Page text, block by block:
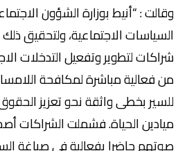
وقالت : “أنيط بوزارة الشؤون
السياسات الاجتماعية، ولتحقيق
شراكات لتطوير وتفعيل التدخلات
من فعالية مباشرة لمكافحة
للسير بخطى واثقة نحو تعزيز
ميادين الحياة. فشملت الشراكات
صوتهم حاضرا بفعالية في صياغة